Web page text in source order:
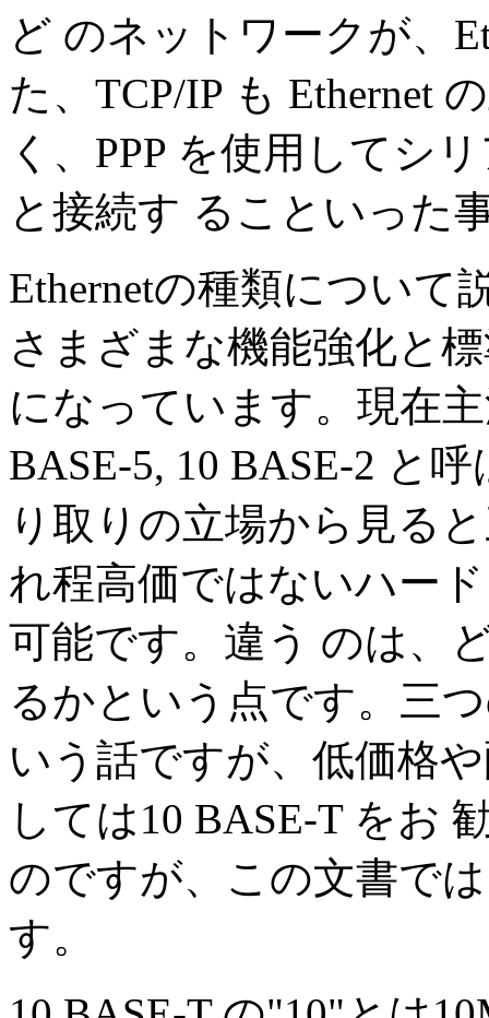
ど のネットワークが、
た、TCP/IP も Ethernet
く、PPP を使用してシ
と接続す ることいった
Ethernetの種類について
さまざまな機能強化と
になっています。現在
BASE-5, 10 BASE-2 と
り取りの立場から見る
れ程高価ではないハー
可能です。違う のは、
るかという点です。三
いう話ですが、低価格
しては10 BASE-T をお
のですが、この文書で
す。